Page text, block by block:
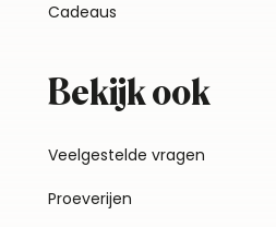
Cadeaus
Bekijk ook
Veelgestelde vragen
Proeverijen